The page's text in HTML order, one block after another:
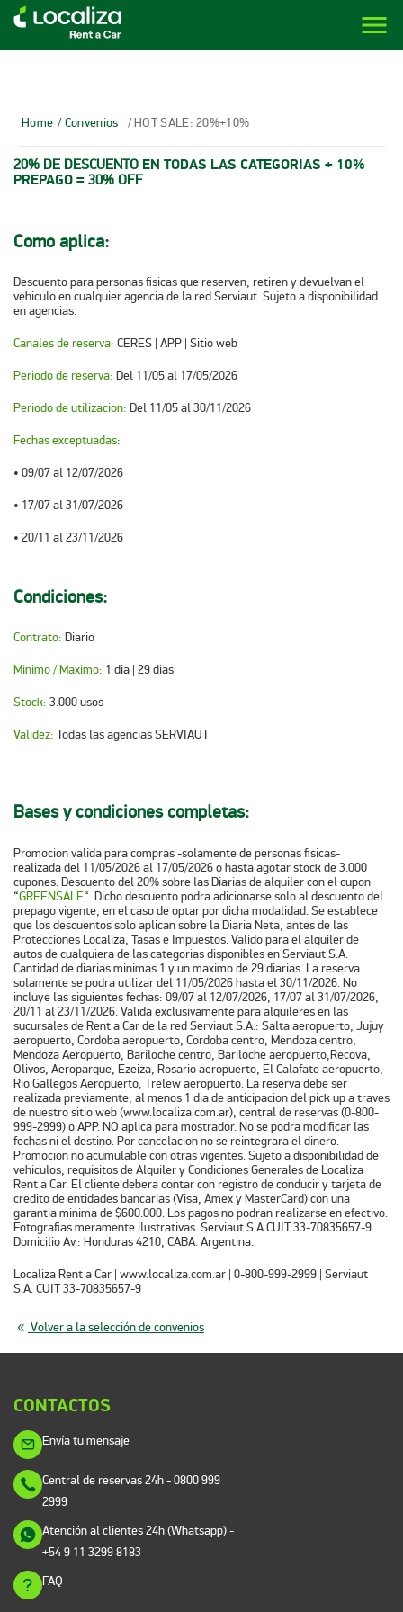
LOCALIZA ALQUILER DE VEHÍCULOS | LOCALIZA menu
Home / Convenios / HOT SALE: 20%+10%
20% DE DESCUENTO EN TODAS LAS CATEGORIAS + 10%
PREPAGO = 30% OFF
Como aplica:
Descuento para personas fisicas que reserven, retiren y devuelvan el
vehiculo en cualquier agencia de la red Serviaut. Sujeto a disponibilidad
en agencias.
Canales de reserva: CERES | APP | Sitio web
Periodo de reserva: Del 11/05 al 17/05/2026
Periodo de utilizacion: Del 11/05 al 30/11/2026
Fechas exceptuadas:
• 09/07 al 12/07/2026
• 17/07 al 31/07/2026
• 20/11 al 23/11/2026
Condiciones:
Contrato: Diario
Minimo / Maximo: 1 dia | 29 dias
Stock: 3.000 usos
Validez: Todas las agencias SERVIAUT
Bases y condiciones completas:
Promocion valida para compras -solamente de personas fisicas-
realizada del 11/05/2026 al 17/05/2026 o hasta agotar stock de 3.000
cupones. Descuento del 20% sobre las Diarias de alquiler con el cupon
“GREENSALE“. Dicho descuento podra adicionarse solo al descuento del
prepago vigente, en el caso de optar por dicha modalidad. Se establece
que los descuentos solo aplican sobre la Diaria Neta, antes de las
Protecciones Localiza, Tasas e Impuestos. Valido para el alquiler de
autos de cualquiera de las categorias disponibles en Serviaut S.A.
Cantidad de diarias minimas 1 y un maximo de 29 diarias. La reserva
solamente se podra utilizar del 11/05/2026 hasta el 30/11/2026. No
incluye las siguientes fechas: 09/07 al 12/07/2026, 17/07 al 31/07/2026,
20/11 al 23/11/2026. Valida exclusivamente para alquileres en las
sucursales de Rent a Car de la red Serviaut S.A.: Salta aeropuerto, Jujuy
aeropuerto, Cordoba aeropuerto, Cordoba centro, Mendoza centro,
Mendoza Aeropuerto, Bariloche centro, Bariloche aeropuerto,Recova,
Olivos, Aeroparque, Ezeiza, Rosario aeropuerto, El Calafate aeropuerto,
Rio Gallegos Aeropuerto, Trelew aeropuerto. La reserva debe ser
realizada previamente, al menos 1 dia de anticipacion del pick up a traves
de nuestro sitio web (www.localiza.com.ar), central de reservas (0-800-
999-2999) o APP. NO aplica para mostrador. No se podra modificar las
fechas ni el destino. Por cancelacion no se reintegrara el dinero.
Promocion no acumulable con otras vigentes. Sujeto a disponibilidad de
vehiculos, requisitos de Alquiler y Condiciones Generales de Localiza
Rent a Car. El cliente debera contar con registro de conducir y tarjeta de
credito de entidades bancarias (Visa, Amex y MasterCard) con una
garantia minima de $600.000. Los pagos no podran realizarse en efectivo.
Fotografias meramente ilustrativas. Serviaut S.A CUIT 33-70835657-9.
Domicilio Av.: Honduras 4210, CABA. Argentina.
Localiza Rent a Car | www.localiza.com.ar | 0-800-999-2999 | Serviaut
S.A. CUIT 33-70835657-9
Volver a la selección de convenios
CONTACTOS
Envía tu mensaje
Central de reservas 24h- 0800 999
2999
Atención al clientes 24h (Whatsapp)-
+54 9 11 3299 8183
FAQ